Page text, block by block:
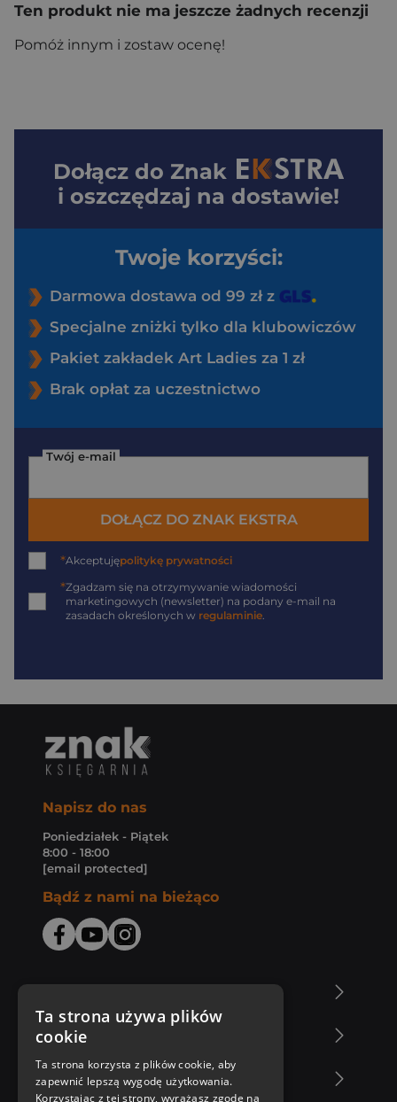
Ten produkt nie ma jeszcze żadnych recenzji
Pomóż innym i zostaw ocenę!
Dołącz do Znak
i oszczędzaj na dostawie!
Twoje korzyści:
Darmowa dostawa od 99 zł z
Specjalne zniżki tylko dla klubowiczów
Pakiet zakładek Art Ladies za 1 zł
Brak opłat za uczestnictwo
Twój e-mail
DOŁĄCZ DO ZNAK EKSTRA
*Akceptujępolitykę prywatności
*Zgadzam się na otrzymywanie wiadomości
marketingowych (newsletter) na podany e-mail na
zasadach określonych w regulaminie
Napisz do nas
Poniedziałek - Piątek
8:00 - 18:00
[email protected]
Bądź z nami na bieżąco
Zakupy u nas
Nasza oferta
Ta strona używa plików
cookie
Ta strona korzysta z plików cookie, aby
zapewnić lepszą wygodę użytkowania.
Korzystając z tej strony, wyrażasz zgodę na